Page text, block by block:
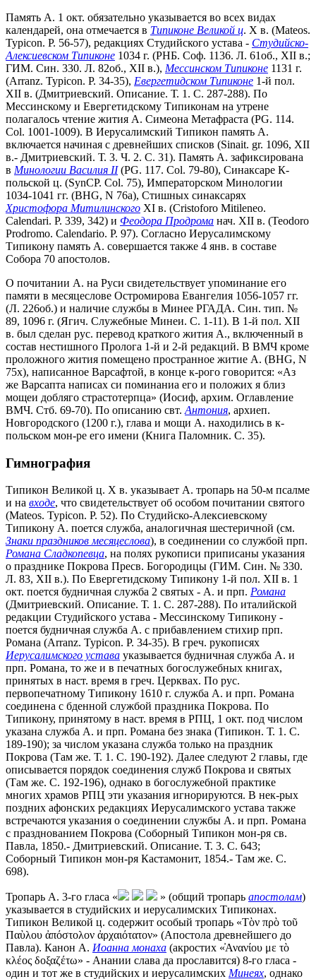
Память А. 1 окт. обязательно указывается во всех видах
календарей, она отмечается в Типиконе Великой ц. X в. (Mateos.
Typicon. P. 56-57), редакциях Студийского устава - Студийско-
Алексиевском Типиконе 1034 г. (РНБ. Соф. 1136. Л. 61об., XII в.;
ГИМ. Син. 330. Л. 82об., XII в.), Мессинском Типиконе 1131 г.
(Arranz. Typicon. P. 34-35), Евергетидском Типиконе 1-й пол.
XII в. (Дмитриевский. Описание. Т. 1. С. 287-288). По
Мессинскому и Евергетидскому Типиконам на утрене
полагалось чтение жития А. Симеона Метафраста (PG. 114.
Col. 1001-1009). В Иерусалимский Типикон память А.
включается начиная с древнейших списков (Sinait. gr. 1096, XII
в.- Дмитриевский. Т. 3. Ч. 2. С. 31). Память А. зафиксирована
в Минологии Василия II(PG. 117. Col. 79-80), Синаксаре К-
польской ц. (SynCP. Col. 75), Императорском Минологии
1034-1041 гг. (BHG, N 76а), Стишных синаксарях
Христофора Митилинского XI в. (Cristoforo Mitileneo.
Calendari. P. 339, 342) и Феодора Продрома нач. XII в. (Teodoro
Prodromo. Calendario. P. 97). Согласно Иерусалимскому
Типикону память А. совершается также 4 янв. в составе
Собора 70 апостолов.
О почитании А. на Руси свидетельствует упоминание его
памяти в месяцеслове Остромирова Евангелия 1056-1057 гг.
(Л. 226об.) и наличие службы в Минее РГАДА. Син. тип. №
89, 1096 г. (Ягич. Служебные Минеи. С. 1-11). В 1-й пол. XII
в. был сделан рус. перевод краткого жития А., включенный в
состав нестишного Пролога 1-й и 2-й редакций. В ВМЧ кроме
проложного жития помещено пространное житие А. (BHG, N
75х), написанное Варсафтой, в конце к-рого говорится: «Аз
же Варсапта написах си поминаниа его и положих я близ
мощеи добляго страстотерпца» (Иосиф, архим. Оглавление
ВМЧ. Стб. 69-70). По описанию свт. Антония, архиеп.
Новгородcкого (1200 г.), глава и мощи А. находились в к-
польском мон-ре его имени (Книга Паломник. С. 35).
Гимнография
Типикон Великой ц. Х в. указывает А. тропарь на 50-м псалме
и на входе, что свидетельствует об особом почитании святого
(Мateos. Typicon. P. 52). По Студийско-Алексиевскому
Типикону А. поется служба, аналогичная шестеричной (см.
Знаки праздников месяцеслова), в соединении со службой прп.
Романа Сладкопевца, на полях рукописи приписаны указания
о празднике Покрова Пресв. Богородицы (ГИМ. Син. № 330.
Л. 83, ХII в.). По Евергетидскому Типикону 1-й пол. XII в. 1
окт. поется будничная служба 2 святых - А. и прп. Романа
(Дмитриевский. Описание. Т. 1. С. 287-288). По италийской
редакции Студийского устава - Мессинскому Типикону -
поется будничная служба А. с прибавлением стихир прп.
Романа (Аrranz. Typicon. P. 34-35). В греч. рукописях
Иерусалимского устава указывается будничная служба А. и
прп. Романа, то же и в печатных богослужебных книгах,
принятых в наст. время в греч. Церквах. По рус.
первопечатному Типикону 1610 г. служба А. и прп. Романа
соединена с бденной службой праздника Покрова. По
Типикону, принятому в наст. время в РПЦ, 1 окт. под числом
указана служба А. и прп. Романа без знака (Типикон. Т. 1. С.
189-190); за числом указана служба только на праздник
Покрова (Там же. Т. 1. С. 190-192). Далее следуют 2 главы, где
описывается порядок соединения служб Покрова и святых
(Там же. С. 192-196), однако в богослужебной практике
многих храмов РПЦ эти указания игнорируются. В нек-рых
поздних афонских редакциях Иерусалимского устава также
встречаются указания о соединении службы А. и прп. Романа
с празднованием Покрова (Соборный Типикон мон-ря св.
Павла, 1850.- Дмитриевский. Описание. Т. 3. С. 643;
Соборный Типикон мон-ря Кастамонит, 1854.- Там же. С.
698).
Тропарь А. 3-го гласа « » (общий тропарь апостолам)
указывается в студийских и иерусалимских Типиконах.
Типикон Великой ц. содержит особый тропарь «Τὸν πρὸ τοῦ
Παὺλου ἀπόστολον ἀρχαιότατον» (Апостола древнейшего до
Павла). Канон А. Иоанна монаха (акростих «̓Ανανίου με τὸ
κλέος δοξαζέτω» - Анании слава да прославится) 8-го гласа -
один и тот же в студийских и иерусалимских Минеях, однако